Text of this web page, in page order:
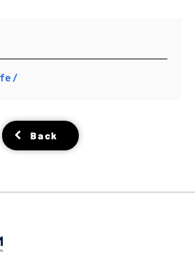
Back